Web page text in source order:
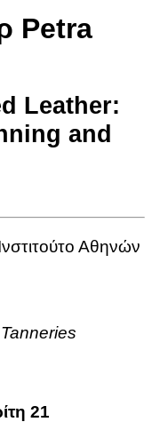
Petra
Leather:
and
Αθηνών
21